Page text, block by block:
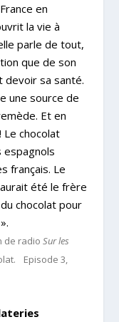
en
la vie à
parle de tout,
que de son
devoir sa santé.
une source de
Et en
Le chocolat
français. Le
été le frère
chocolat pour
de radio Sur les
Episode 3,